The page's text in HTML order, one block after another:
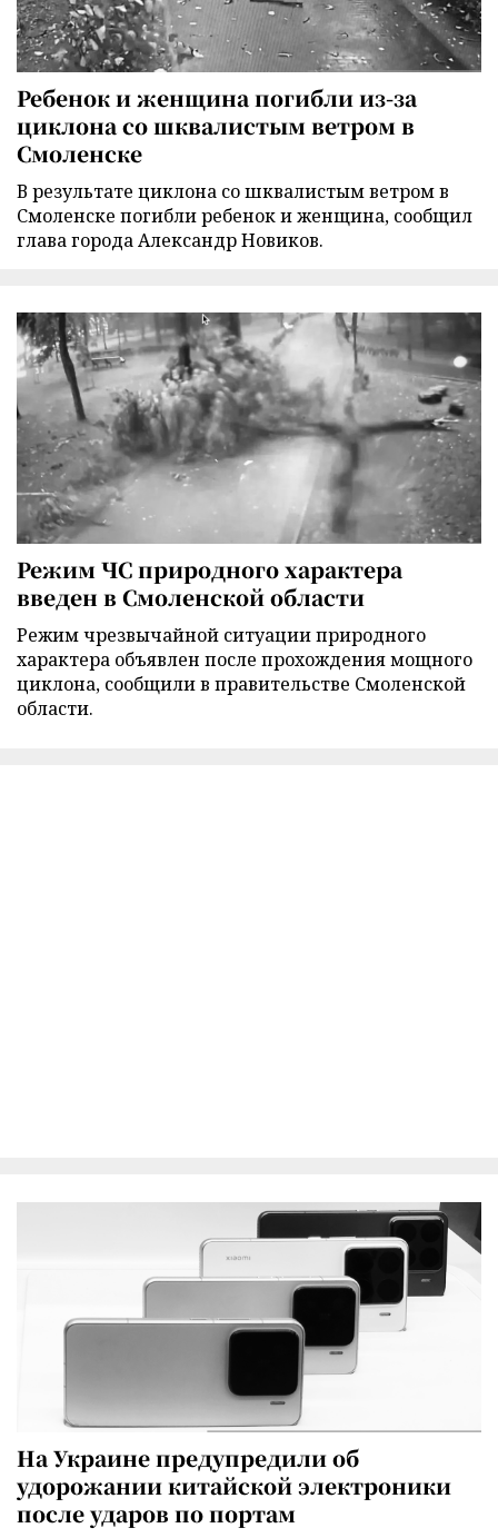
Ребенок и женщина погибли из-за
циклона со шквалистым ветром в
Смоленске
В результате циклона со шквалистым ветром в
Смоленске погибли ребенок и женщина, сообщил
глава города Александр Новиков.
Режим ЧС природного характера
введен в Смоленской области
Режим чрезвычайной ситуации природного
характера объявлен после прохождения мощного
циклона, сообщили в правительстве Смоленской
области.
На Украине предупредили об
удорожании китайской электроники
после ударов по портам